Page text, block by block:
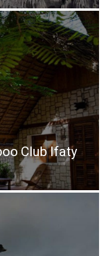
Club Ifaty